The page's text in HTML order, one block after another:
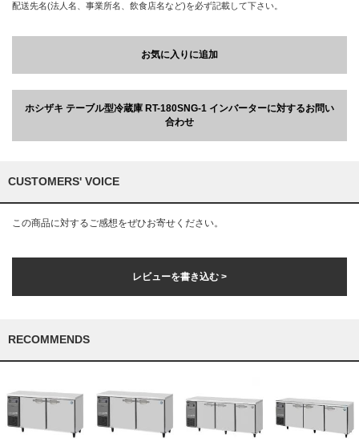
配送先名(法人名、事業所名、飲食店名など)を必ず記載して下さい。
お気に入りに追加
ホシザキ テーブル型冷蔵庫 RT-180SNG-1 インバーターに対するお問い
合わせ
CUSTOMERS' VOICE
この商品に対するご感想をぜひお寄せください。
レビューを書き込む >
RECOMMENDS